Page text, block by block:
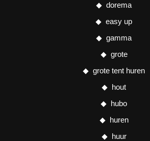
dorema
easy up
gamma
grote
grote tent huren
hout
hubo
huren
huur